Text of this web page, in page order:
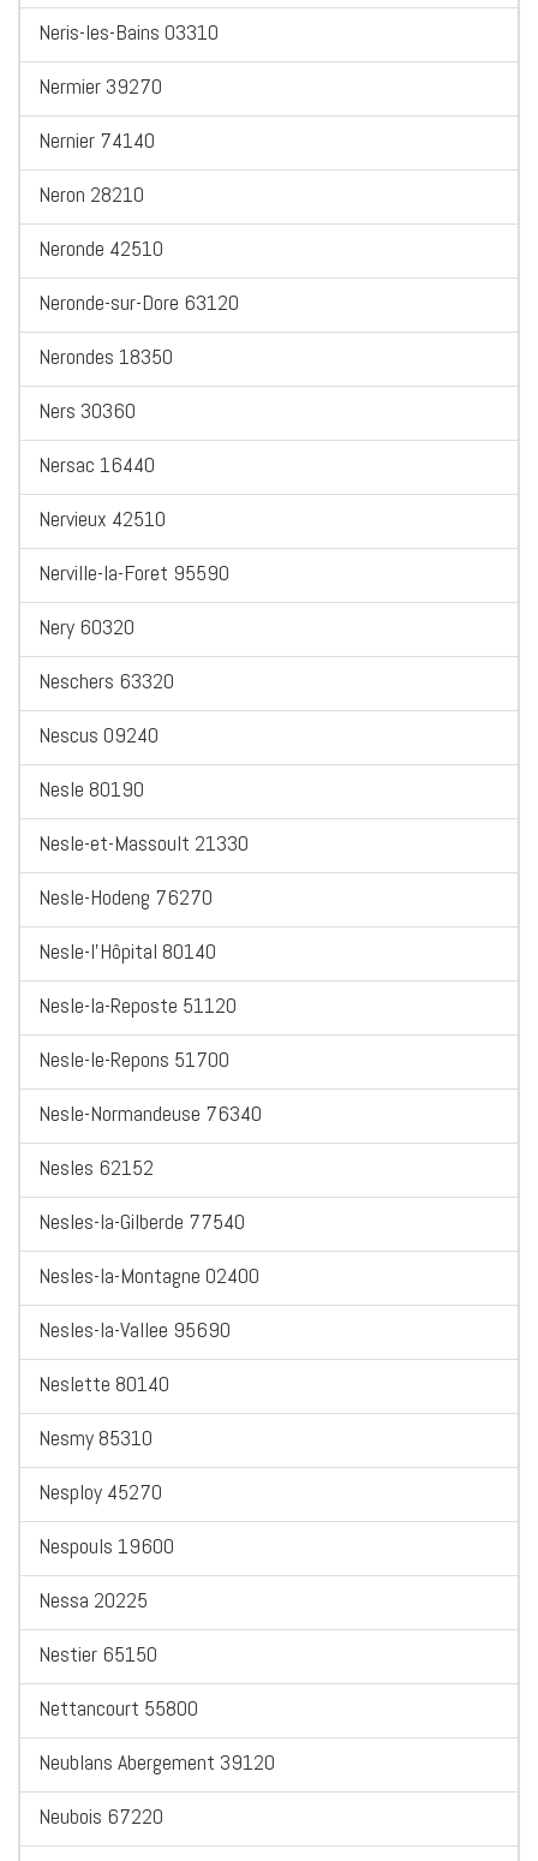
Neris-les-Bains 03310
Nermier 39270
Nernier 74140
Neron 28210
Neronde 42510
Neronde-sur-Dore 63120
Nerondes 18350
Ners 30360
Nersac 16440
Nervieux 42510
Nerville-la-Foret 95590
Nery 60320
Neschers 63320
Nescus 09240
Nesle 80190
Nesle-et-Massoult 21330
Nesle-Hodeng 76270
Nesle-l'Hôpital 80140
Nesle-la-Reposte 51120
Nesle-le-Repons 51700
Nesle-Normandeuse 76340
Nesles 62152
Nesles-la-Gilberde 77540
Nesles-la-Montagne 02400
Nesles-la-Vallee 95690
Neslette 80140
Nesmy 85310
Nesploy 45270
Nespouls 19600
Nessa 20225
Nestier 65150
Nettancourt 55800
Neublans Abergement 39120
Neubois 67220